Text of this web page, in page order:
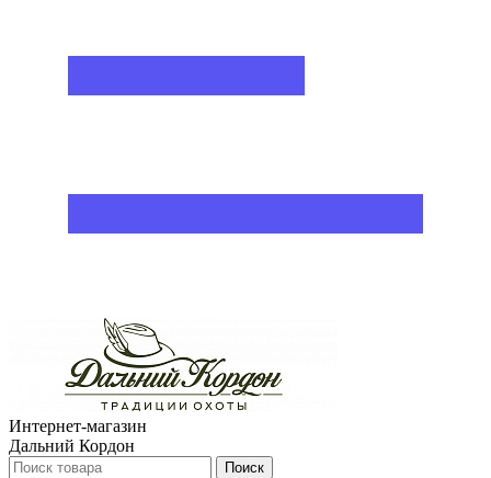
Интернет-магазин
Дальний Кордон
Поиск